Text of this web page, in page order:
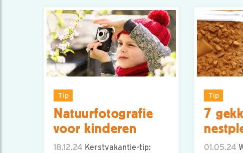
Tip
Natuurfotografie
voor kinderen
18.12.24 Kerstvakantie-tip:
Tip
7
01.05.24